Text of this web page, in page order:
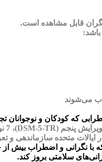
قابل مشاهده است.
می‌شوند
که کودکان و نوجوانان
متحده سازماندهی و
نگرانی و اضطراب بیش
سلامتی بروز کند.